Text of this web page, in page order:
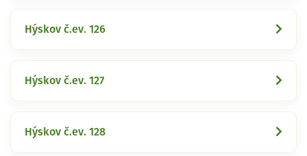
Hýskov č.ev. 126
Hýskov č.ev. 127
Hýskov č.ev. 128